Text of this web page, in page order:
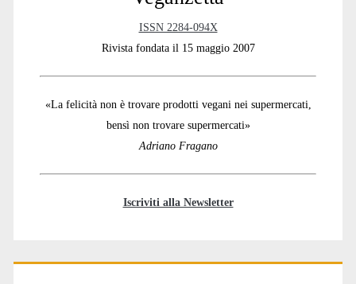
ISSN 2284-094X
Rivista fondata il 15 maggio 2007
«La felicità non è trovare prodotti vegani nei supermercati,
bensì non trovare supermercati»
Adriano Fragano
Iscriviti alla Newsletter